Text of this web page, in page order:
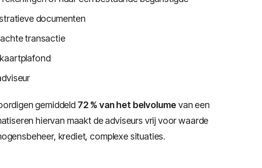
documenten
transactie
gemiddeld 72 % van het belvolume van een
hiervan maakt de adviseurs vrij voor waarde
krediet, complexe situaties.